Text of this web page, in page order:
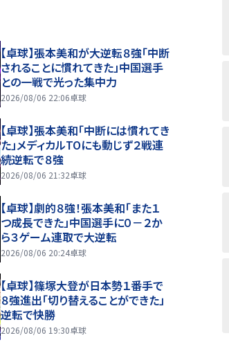
【卓球】張本美和が大逆転８強「中断
されることに慣れてきた」中国選手
との一戦で光った集中力
2026/08/06 22:06卓球
【卓球】張本美和「中断には慣れてき
た」メディカルTOにも動じず２戦連
続逆転で８強
2026/08/06 21:32卓球
【卓球】劇的８強！張本美和「また１
つ成長できた」中国選手に０－２か
ら３ゲーム連取で大逆転
2026/08/06 20:24卓球
【卓球】篠塚大登が日本勢１番手で
８強進出「切り替えることができた」
逆転で快勝
2026/08/06 19:30卓球